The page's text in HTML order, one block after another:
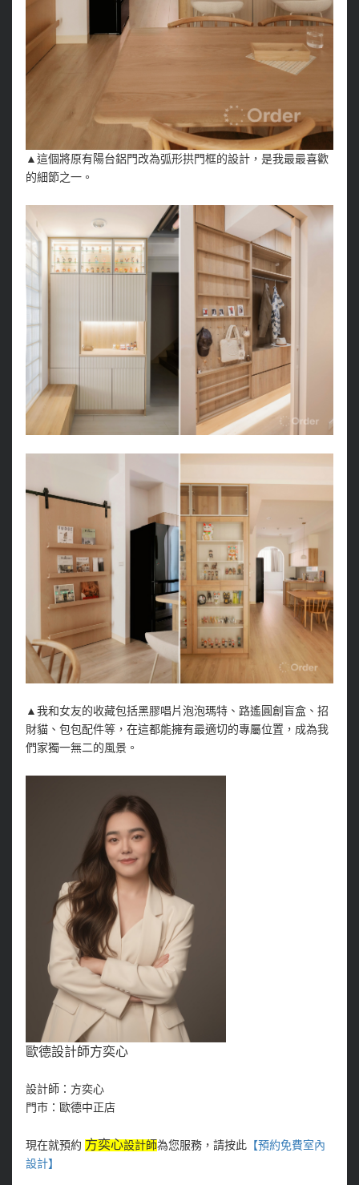
▲這個將原有陽台鋁門改為弧形拱門框的設計，是我最最喜歡
的細節之一。
▲我和女友的收藏包括黑膠唱片泡泡瑪特、路遙圓創盲盒、招
財貓、包包配件等，在這都能擁有最適切的專屬位置，成為我
們家獨一無二的風景。
歐德設計師方奕心
設計師：方奕心
門市：歐德中正店
現在就預約 方奕心設計師為您服務，請按此【預約免費室內
設計】